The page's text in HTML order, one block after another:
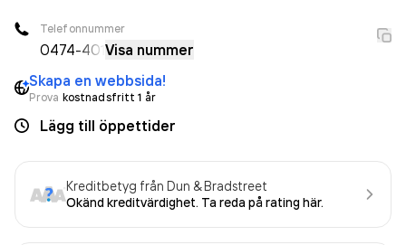
Telefonnummer
0474-401Visa nummer
Skapa en webbsida!
Prova kostnadsfritt 1 år
Lägg till öppettider
Kreditbetyg från Dun & Bradstreet
Okänd kreditvärdighet. Ta reda på rating här.